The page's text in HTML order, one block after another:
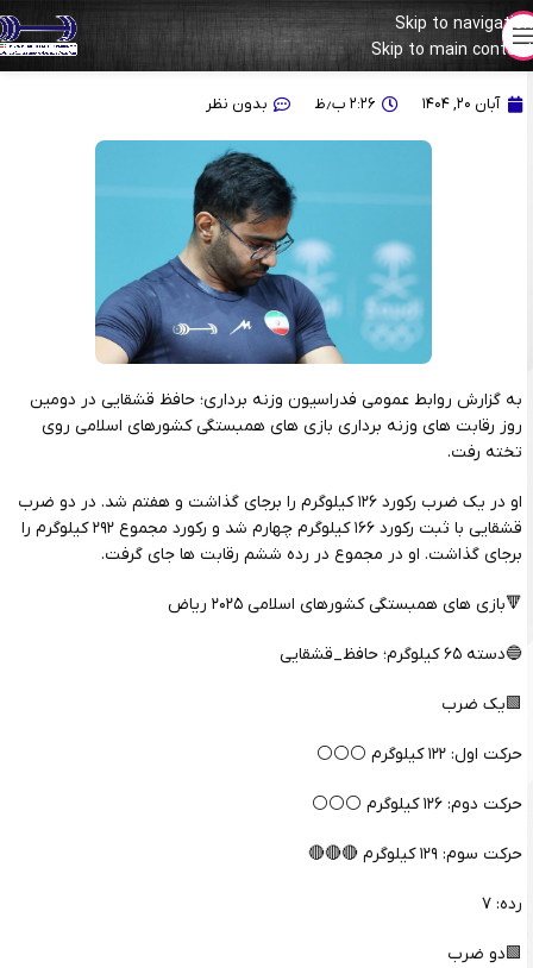
Skip to navigation
Skip to main content
حافظ قشقایی به مدال نرسید
آبان ۲۰, ۱۴۰۴ ۲:۲۶ ب٫ظ بدون نظر
به گزارش روابط عمومی فدراسیون وزنه برداری؛ حافظ قشقایی در دومین
روز رقابت های وزنه برداری بازی های همبستگی کشورهای اسلامی روی
تخته رفت.
او در یک ضرب رکورد ۱۲۶ کیلوگرم را برجای گذاشت و هفتم شد. در دو ضرب
قشقایی با ثبت رکورد ۱۶۶ کیلوگرم چهارم شد و رکورد مجموع ۲۹۲ کیلوگرم را
برجای گذاشت. او در مجموع در رده ششم رقابت ها جای گرفت.
🔻بازی های همبستگی کشورهای اسلامی ۲۰۲۵ ریاض
🔵دسته ۶۵ کیلوگرم؛ حافظ_قشقایی
🟩یک ضرب
حرکت اول: ۱۲۲ کیلوگرم ⚪️⚪️⚪️
حرکت دوم: ۱۲۶ کیلوگرم ⚪️⚪️⚪️
حرکت سوم: ۱۲۹ کیلوگرم 🔴🔴🔴
رده: ۷
🟩دو ضرب